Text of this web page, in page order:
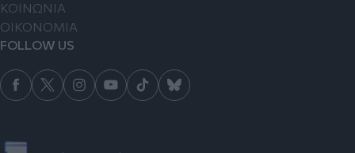
ΚΟΙΝΩΝΙΑ
ΟΙΚΟΝΟΜΙΑ
FOLLOW US